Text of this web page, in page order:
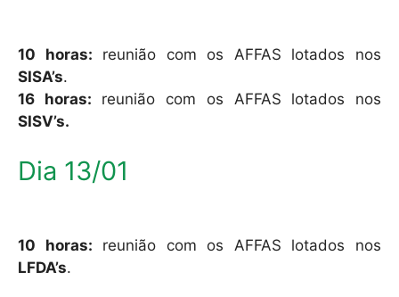
10 horas: reunião com os AFFAS lotados nos
SISA’s.
16 horas: reunião com os AFFAS lotados nos
SISV’s.
Dia 13/01
10 horas: reunião com os AFFAS lotados nos
LFDA’s.